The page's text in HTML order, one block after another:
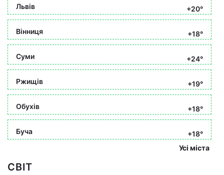
Львів +20°
Вінниця +18°
Суми +24°
Ржищів +19°
Обухів +18°
Буча
+18°
Усі міста
СВІТ